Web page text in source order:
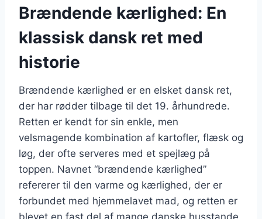
Brændende kærlighed: En
klassisk dansk ret med
historie
Brændende kærlighed er en elsket dansk ret,
der har rødder tilbage til det 19. århundrede.
Retten er kendt for sin enkle, men
velsmagende kombination af kartofler, flæsk og
løg, der ofte serveres med et spejlæg på
toppen. Navnet “brændende kærlighed”
refererer til den varme og kærlighed, der er
forbundet med hjemmelavet mad, og retten er
blevet en fast del af mange danske husstande.